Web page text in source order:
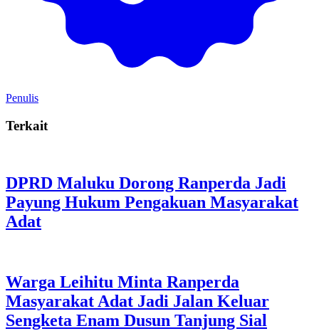
Penulis
Terkait
DPRD Maluku Dorong Ranperda Jadi
Payung Hukum Pengakuan Masyarakat
Adat
Warga Leihitu Minta Ranperda
Masyarakat Adat Jadi Jalan Keluar
Sengketa Enam Dusun Tanjung Sial